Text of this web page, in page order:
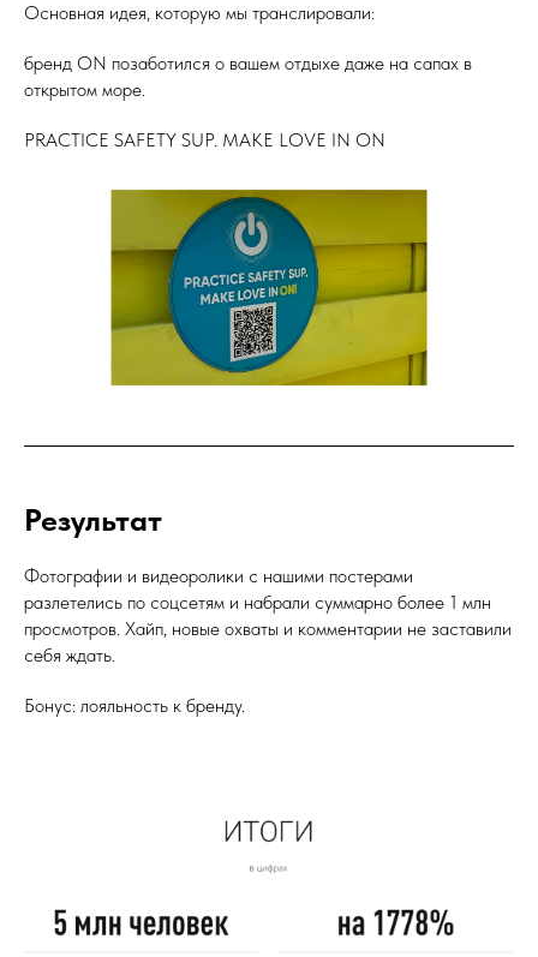
Основная идея, которую мы транслировали:
бренд ON позаботился о вашем отдыхе даже на сапах в
открытом море.
PRACTICE SAFETY SUP. MAKE LOVE IN ON
Результат
Фотографии и видеоролики с нашими постерами
разлетелись по соцсетям и набрали суммарно более 1 млн
просмотров. Хайп, новые охваты и комментарии не заставили
себя ждать.
Бонус: лояльность к бренду.